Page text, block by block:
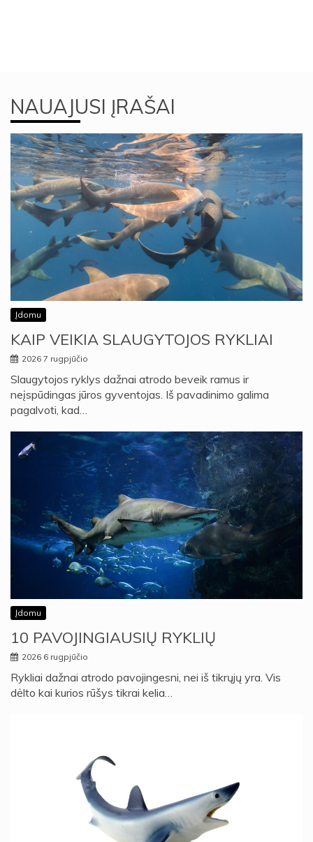
NAUAJUSI ĮRAŠAI
Įdomu
KAIP VEIKIA SLAUGYTOJOS RYKLIAI
2026 7 rugpjūčio
Slaugytojos ryklys dažnai atrodo beveik ramus ir
neįspūdingas jūros gyventojas. Iš pavadinimo galima
pagalvoti, kad…
Įdomu
10 PAVOJINGIAUSIŲ RYKLIŲ
2026 6 rugpjūčio
Rykliai dažnai atrodo pavojingesni, nei iš tikrųjų yra. Vis
dėlto kai kurios rūšys tikrai kelia…